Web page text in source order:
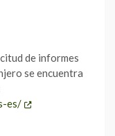
de informes
se encuentra
es/